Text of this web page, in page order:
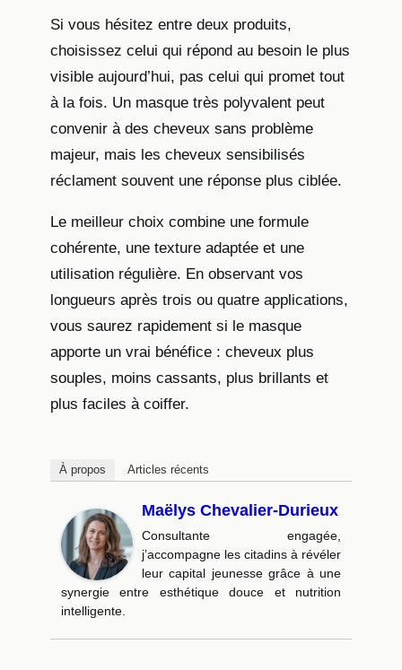
Si vous hésitez entre deux produits,
choisissez celui qui répond au besoin le plus
visible aujourd’hui, pas celui qui promet tout
à la fois. Un masque très polyvalent peut
convenir à des cheveux sans problème
majeur, mais les cheveux sensibilisés
réclament souvent une réponse plus ciblée.
Le meilleur choix combine une formule
cohérente, une texture adaptée et une
utilisation régulière. En observant vos
longueurs après trois ou quatre applications,
vous saurez rapidement si le masque
apporte un vrai bénéfice : cheveux plus
souples, moins cassants, plus brillants et
plus faciles à coiffer.
À propos Articles récents
Maëlys Chevalier-Durieux
Consultante engagée,
j’accompagne les citadins à révéler
leur capital jeunesse grâce à une
synergie entre esthétique douce et nutrition
intelligente.